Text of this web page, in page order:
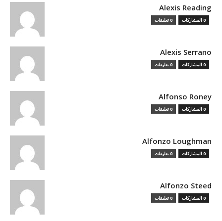
Alexis Reading
0 المشاركات 0 تعليقات
Alexis Serrano
0 المشاركات 0 تعليقات
Alfonso Roney
0 المشاركات 0 تعليقات
Alfonzo Loughman
0 المشاركات 0 تعليقات
Alfonzo Steed
0 المشاركات 0 تعليقات